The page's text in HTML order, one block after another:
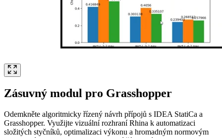
Zásuvný modul pro Grasshopper
Odemkněte algoritmicky řízený návrh přípojů s IDEA StatiCa a
Grasshopper. Využijte vizuální rozhraní Rhina k automatizaci
složitých styčníků, optimalizaci výkonu a hromadným normovým